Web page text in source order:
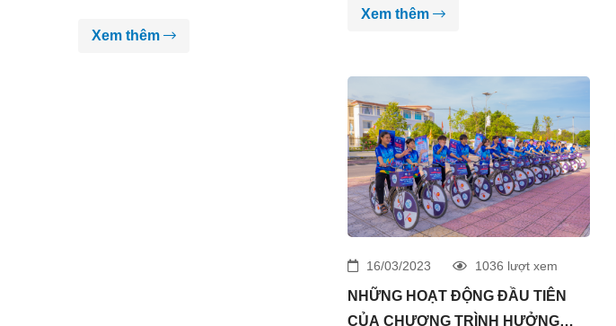
Xem thêm
Xem thêm
16/03/2023 1036 lượt xem
NHỮNG HOẠT ĐỘNG ĐẦU TIÊN
CỦA CHƯƠNG TRÌNH HƯỞNG